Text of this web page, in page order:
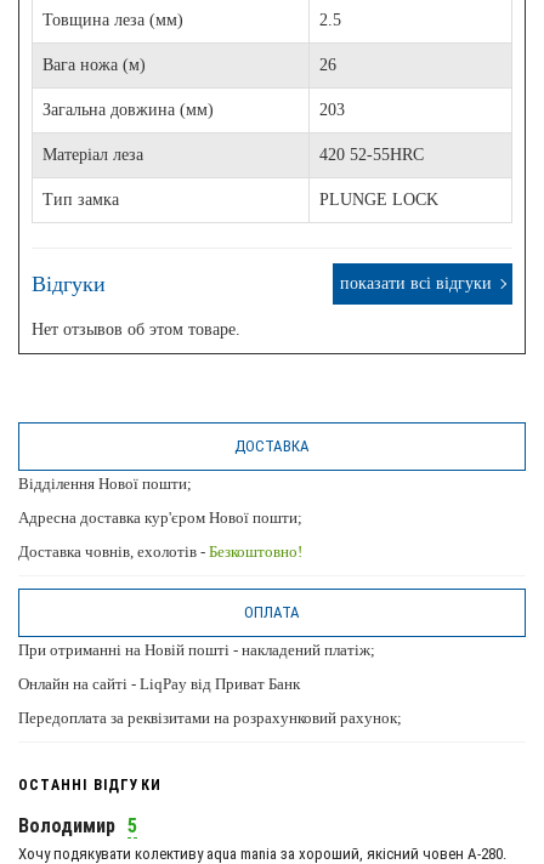
Товщина леза (мм) 2.5
Вага ножа (м) 26
Загальна довжина (мм) 203
Матеріал леза 420 52-55HRC
Тип замка PLUNGE LOCK
Відгуки показати всі відгуки
Нет отзывов об этом товаре.
ДОСТАВКА
Відділення Нової пошти;
Адресна доставка кур'єром Нової пошти;
Доставка човнів, ехолотів - Безкоштовно!
ОПЛАТА
При отриманні на Новій пошті - накладений платіж;
Онлайн на сайті - LiqPay від Приват Банк
Передоплата за реквізитами на розрахунковий рахунок;
ОСТАННІ ВІДГУКИ
Володимир 5
Хочу подякувати колективу aqua mania за хороший, якісний човен А-280.